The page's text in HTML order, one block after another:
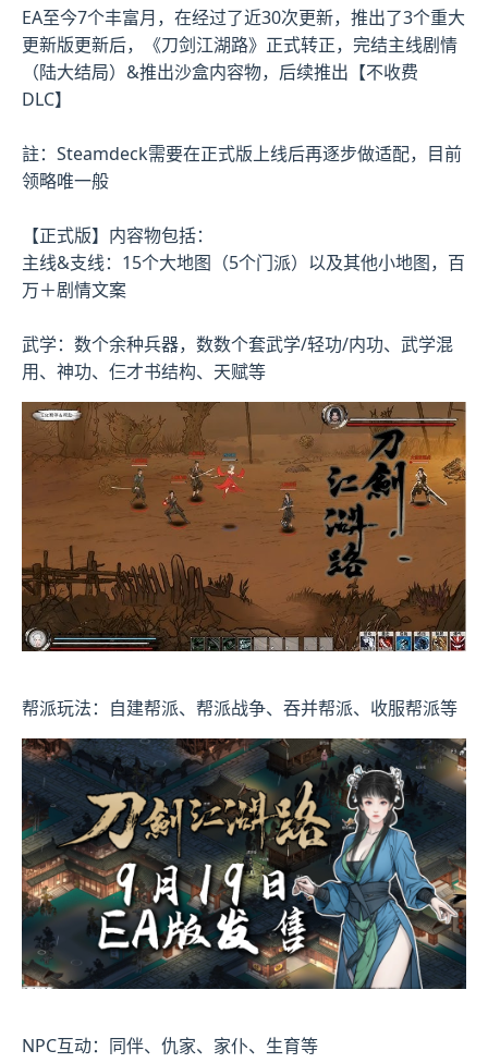
EA至今7个丰富月，在经过了近30次更新，推出了3个重大
更新版更新后，《刀剑江湖路》正式转正，完结主线剧情
（陆大结局）&推出沙盒内容物，后续推出【不收费
DLC】
註：Steamdeck需要在正式版上线后再逐步做适配，目前
领略唯一般
【正式版】内容物包括：
主线&支线：15个大地图（5个门派）以及其他小地图，百
万＋剧情文案
武学：数个余种兵器，数数个套武学/轻功/内功、武学混
用、神功、仨才书结构、天赋等
帮派玩法：自建帮派、帮派战争、吞并帮派、收服帮派等
NPC互动：同伴、仇家、家仆、生育等